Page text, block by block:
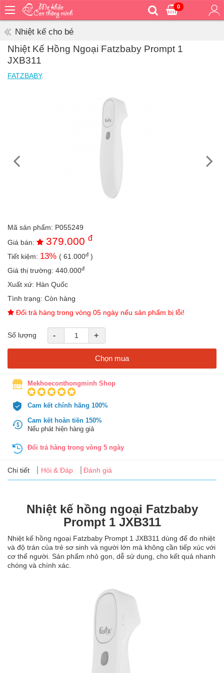
0
Bé
ăn
vệ
ngoài
an
toàn
Bé
tắm
Bé
mà
học
cho
bố
dùng
nhà
Tin
Nhiệt kế cho bé
Nhiệt Kế Hồng Ngoại Fatzbaby Prompt 1
JXB311
FATZBABY.
Mã sản phẩm: P055249
Giá bán:
379.000 đ
Tiết kiệm: 13% ( 61.000đ )
Giá thị trường: 440.000đ
Xuất xứ: Hàn Quốc
Tình trạng: Còn hàng
Đổi trả hàng trong vòng 05 ngày nếu sản phẩm bị lỗi!
Số lượng - +
Chọn mua
Mekhoeconthongminh Shop
Cam kết chính hãng 100%
Cam kết hoàn tiền 150%
Nếu phát hiện hàng giả
Đổi trả hàng trong vòng 5 ngày
Chi tiết Hỏi & Đáp Đánh giá
Nhiệt kế hồng ngoại Fatzbaby
Prompt 1 JXB311
Nhiệt kế hồng ngoại Fatzbaby Prompt 1 JXB311 dùng để đo nhiệt
và độ trán của trẻ sơ sinh và người lớn mà không cần tiếp xúc với
cơ thể người. Sản phẩm nhỏ gọn, dễ sử dụng, cho kết quả nhanh
chóng và chính xác.